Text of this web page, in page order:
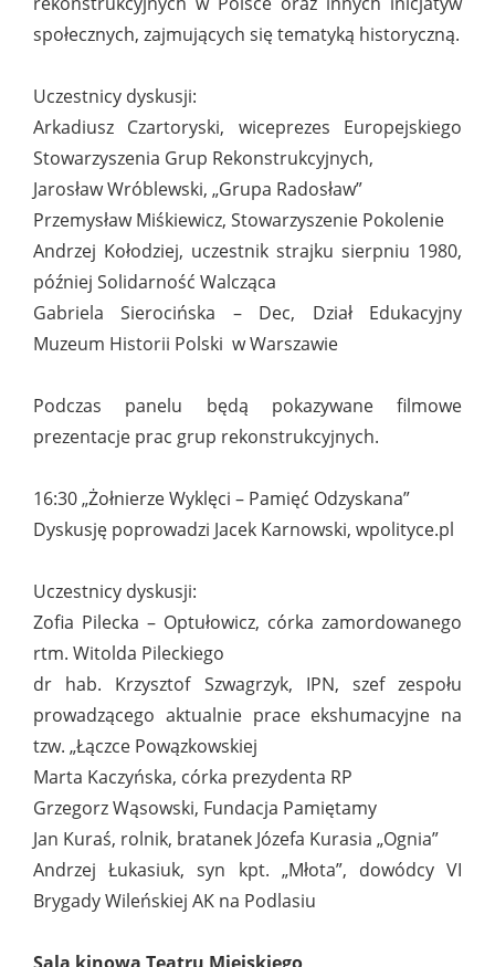
społecznych, zajmujących się tematyką historyczną.
Uczestnicy dyskusji:
Arkadiusz Czartoryski, wiceprezes Europejskiego
Stowarzyszenia Grup Rekonstrukcyjnych,
Jarosław Wróblewski, „Grupa Radosław”
Przemysław Miśkiewicz, Stowarzyszenie Pokolenie
Andrzej Kołodziej, uczestnik strajku sierpniu 1980,
później Solidarność Walcząca
Gabriela Sierocińska – Dec, Dział Edukacyjny
Muzeum Historii Polski w Warszawie
Podczas panelu będą pokazywane filmowe
prezentacje prac grup rekonstrukcyjnych.
16:30 „Żołnierze Wyklęci – Pamięć Odzyskana”
Dyskusję poprowadzi Jacek Karnowski, wpolityce.pl
Uczestnicy dyskusji:
Zofia Pilecka – Optułowicz, córka zamordowanego
rtm. Witolda Pileckiego
dr hab. Krzysztof Szwagrzyk, IPN, szef zespołu
prowadzącego aktualnie prace ekshumacyjne na
tzw. „Łączce Powązkowskiej
Marta Kaczyńska, córka prezydenta RP
Grzegorz Wąsowski, Fundacja Pamiętamy
Jan Kuraś, rolnik, bratanek Józefa Kurasia „Ognia”
Andrzej Łukasiuk, syn kpt. „Młota”, dowódcy VI
Brygady Wileńskiej AK na Podlasiu